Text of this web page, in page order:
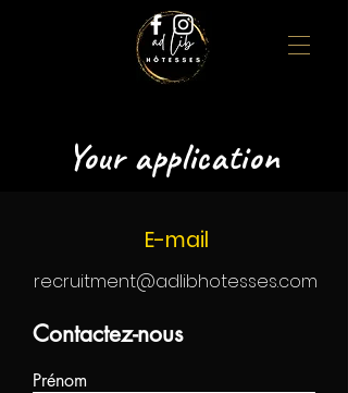
Your application
E-mail
recruitment@adlibhotesses.com
Contactez-nous
Prénom